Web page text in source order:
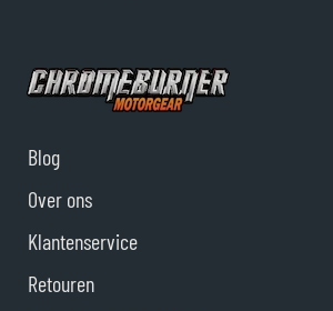
Blog
Over ons
Klantenservice
Retouren